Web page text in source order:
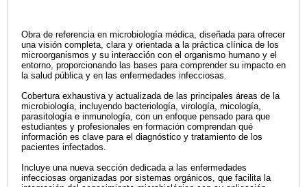
Obra de referencia en microbiología médica, diseñada para ofrecer
una visión completa, clara y orientada a la práctica clínica de los
microorganismos y su interacción con el organismo humano y el
entorno, proporcionando las bases para comprender su impacto en
la salud pública y en las enfermedades infecciosas.
Cobertura exhaustiva y actualizada de las principales áreas de la
microbiología, incluyendo bacteriología, virología, micología,
parasitología e inmunología, con un enfoque pensado para que
estudiantes y profesionales en formación comprendan qué
información es clave para el diagnóstico y tratamiento de los
pacientes infectados.
Incluye una nueva sección dedicada a las enfermedades
infecciosas organizadas por sistemas orgánicos, que facilita la